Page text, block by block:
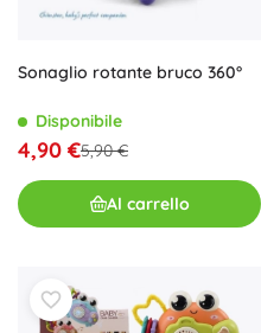
Sonaglio rotante bruco 360°
Disponibile
4,90 €5,90 €
Al carrello